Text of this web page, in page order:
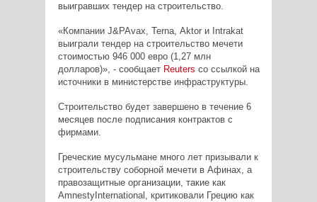
выигравших тендер на строительство.
«Компании J&PAvax, Terna, Aktorи Intrakat
выиграли тендер на строительство мечети
стоимостью 946 000 евро (1,27 млн
долларов)», - сообщает Reuters со ссылкой на
источники в министерстве инфраструктуры.
Строительство будет завершено в течение 6
месяцев после подписания контрактов с
фирмами.
Греческие мусульмане много лет призывали к
строительству соборной мечети в Афинах, а
правозащитные организации, такие как
AmnestyInternational , критиковали Грецию как